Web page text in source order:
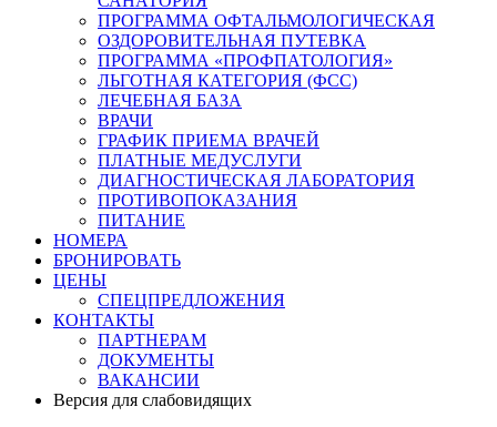
ПРОГРАММА ОФТАЛЬМОЛОГИЧЕСКАЯ
ОЗДОРОВИТЕЛЬНАЯ ПУТЕВКА
ПРОГРАММА «ПРОФПАТОЛОГИЯ»
ЛЬГОТНАЯ КАТЕГОРИЯ (ФСС)
ЛЕЧЕБНАЯ БАЗА
ВРАЧИ
ГРАФИК ПРИЕМА ВРАЧЕЙ
ПЛАТНЫЕ МЕДУСЛУГИ
ДИАГНОСТИЧЕСКАЯ ЛАБОРАТОРИЯ
ПРОТИВОПОКАЗАНИЯ
ПИТАНИЕ
НОМЕРА
БРОНИРОВАТЬ
ЦЕНЫ
СПЕЦПРЕДЛОЖЕНИЯ
КОНТАКТЫ
ПАРТНЕРАМ
ДОКУМЕНТЫ
ВАКАНСИИ
Версия для слабовидящих